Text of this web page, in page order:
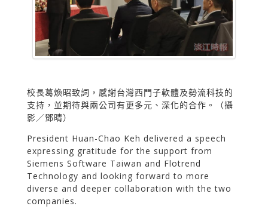
校長葛煥昭致詞，感謝台灣西門子軟體及勢流科技的
支持，並期待與兩公司有更多元、深化的合作。（攝
影／鄧晴）
President Huan-Chao Keh delivered a speech
expressing gratitude for the support from
Siemens Software Taiwan and Flotrend
Technology and looking forward to more
diverse and deeper collaboration with the two
companies.